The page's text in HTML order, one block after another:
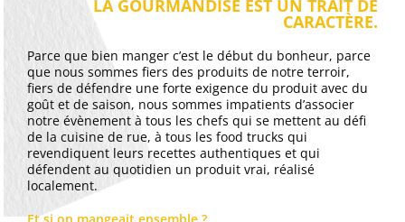
LA GOURMANDISE EST UN TRAIT DE
CARACTÈRE.
Parce que bien manger c’est le début du bonheur, parce
que nous sommes fiers des produits de notre terroir,
fiers de défendre une forte exigence du produit avec du
goût et de saison, nous sommes impatients d’associer
notre évènement à tous les chefs qui se mettent au défi
de la cuisine de rue, à tous les food trucks qui
revendiquent leurs recettes authentiques et qui
défendent au quotidien un produit vrai, réalisé
localement.